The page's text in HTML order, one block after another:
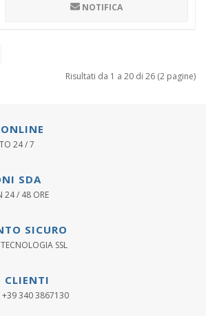
NOTIFICA
Risultati da 1 a 20 di 26 (2 pagine)
24 / 7
SDA
24 / 48 ORE
SICURO
SSL
CLIENTI
+39 340 3867130